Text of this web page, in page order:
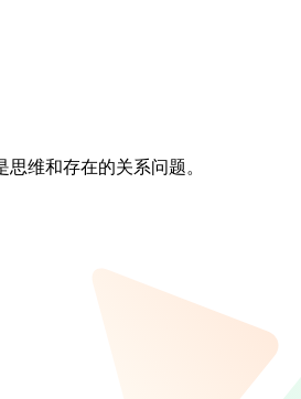
维和存在的关系问题。